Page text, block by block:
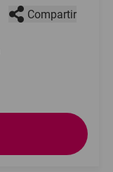
Compartir